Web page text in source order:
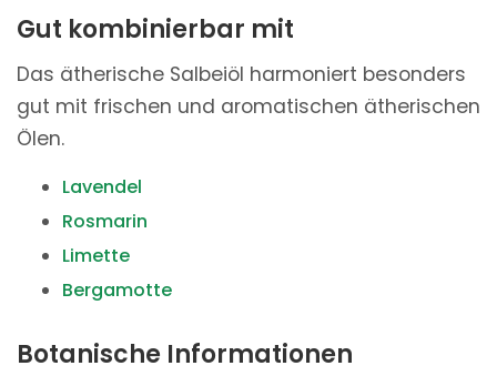
Gut kombinierbar mit
Das ätherische Salbeiöl harmoniert besonders
gut mit frischen und aromatischen ätherischen
Ölen.
Lavendel
Rosmarin
Limette
Bergamotte
Botanische Informationen